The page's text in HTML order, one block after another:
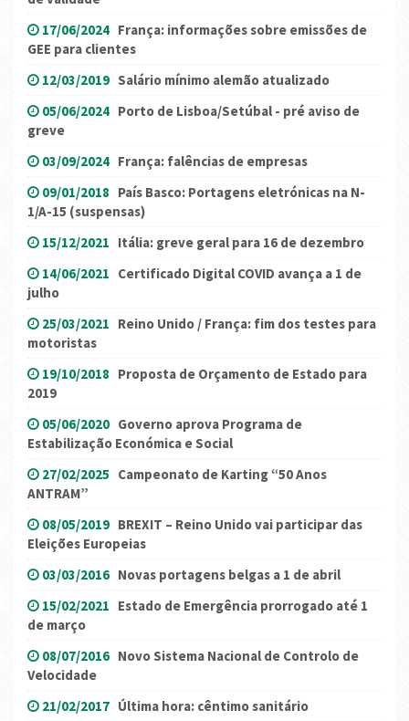
17/06/2024 França: informações sobre emissões de
GEE para clientes
12/03/2019 Salário mínimo alemão atualizado
05/06/2024 Porto de Lisboa/Setúbal - pré aviso de
greve
03/09/2024 França: falências de empresas
09/01/2018 País Basco: Portagens eletrónicas na N-
1/A-15 (suspensas)
15/12/2021 Itália: greve geral para 16 de dezembro
14/06/2021 Certificado Digital COVID avança a 1 de
julho
25/03/2021 Reino Unido / França: fim dos testes para
motoristas
19/10/2018 Proposta de Orçamento de Estado para
2019
05/06/2020 Governo aprova Programa de
Estabilização Económica e Social
27/02/2025 Campeonato de Karting “50 Anos
ANTRAM”
08/05/2019 BREXIT – Reino Unido vai participar das
Eleições Europeias
03/03/2016 Novas portagens belgas a 1 de abril
15/02/2021 Estado de Emergência prorrogado até 1
de março
08/07/2016 Novo Sistema Nacional de Controlo de
Velocidade
21/02/2017 Última hora: cêntimo sanitário